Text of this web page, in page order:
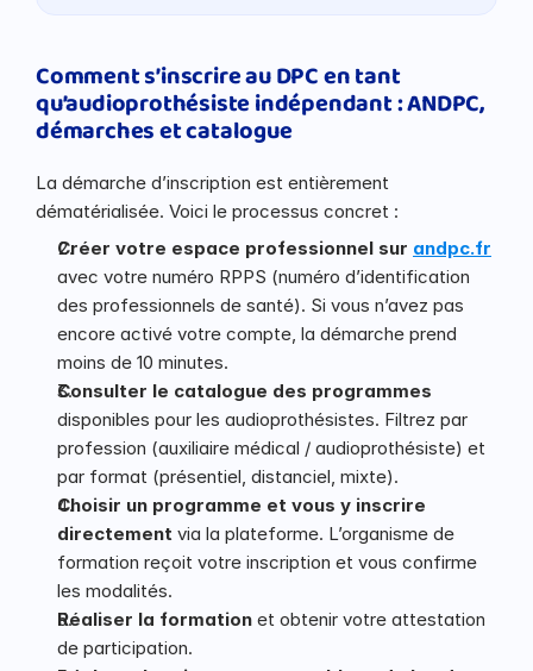
Comment s’inscrire au DPC en tant
qu’audioprothésiste indépendant : ANDPC,
démarches et catalogue
La démarche d’inscription est entièrement
dématérialisée. Voici le processus concret :
Créer votre espace professionnel sur andpc.fr
avec votre numéro RPPS (numéro d’identification
des professionnels de santé). Si vous n’avez pas
encore activé votre compte, la démarche prend
moins de 10 minutes.
Consulter le catalogue des programmes
disponibles pour les audioprothésistes. Filtrez par
profession (auxiliaire médical / audioprothésiste) et
par format (présentiel, distanciel, mixte).
Choisir un programme et vous y inscrire
directement via la plateforme. L’organisme de
formation reçoit votre inscription et vous confirme
les modalités.
Réaliser la formation et obtenir votre attestation
de participation.